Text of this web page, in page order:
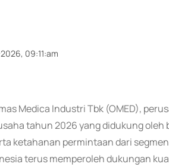
09:11:am
Medica Industri Tbk (OMED),
tahun 2026 yang didukung
ketahanan permintaan dari
terus memperoleh dukungan